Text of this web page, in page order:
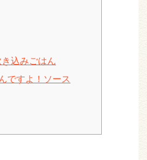
込みごはん
ですよ！ソース